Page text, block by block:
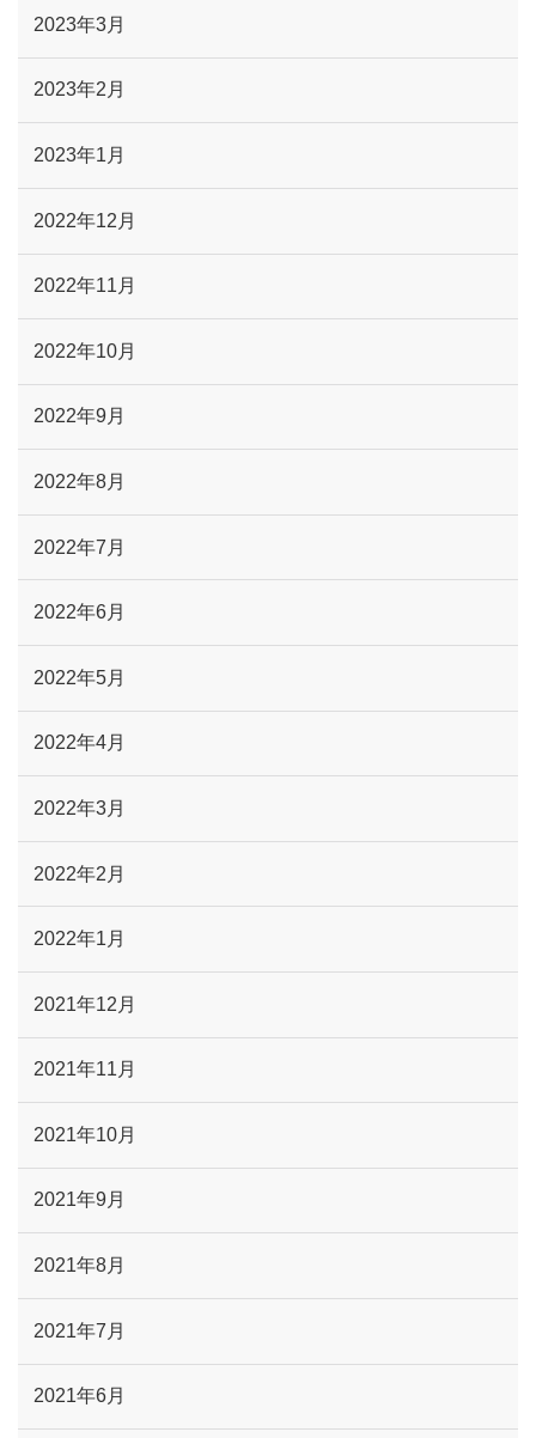
2023年3月
2023年2月
2023年1月
2022年12月
2022年11月
2022年10月
2022年9月
2022年8月
2022年7月
2022年6月
2022年5月
2022年4月
2022年3月
2022年2月
2022年1月
2021年12月
2021年11月
2021年10月
2021年9月
2021年8月
2021年7月
2021年6月